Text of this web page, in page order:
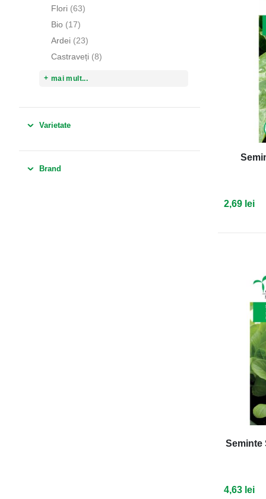
2,69 lei
Seminte
4,63 lei
Flori 63
articole
Bio
17
articole
Ardei
23
articole
Castraveți 8
articole
mai mult...
Varietate
Brand